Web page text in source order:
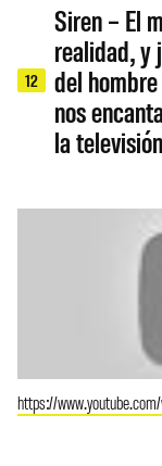
12
Siren – El
realidad, y
del
nos
la
https://